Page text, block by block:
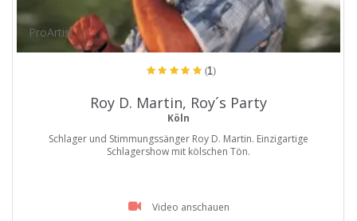
ProArtist
(1)
Roy D. Martin, Roy´s Party
Köln
Schlager und Stimmungssänger Roy D. Martin. Einzigartige
Schlagershow mit kölschen Tön.
Video anschauen